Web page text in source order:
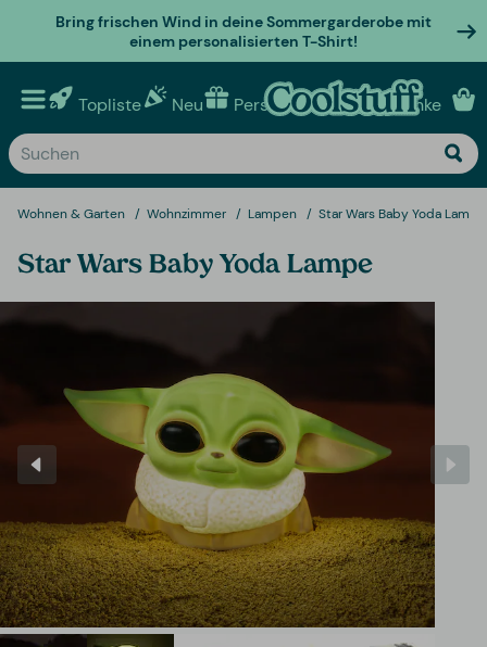
Bring frischen Wind in deine Sommergarderobe mit
einem personalisierten T-Shirt!
Topliste Neu Personalisierte geschenke
Wohnen & Garten Wohnzimmer Lampen Star Wars Baby Yoda Lampe
Star Wars Baby Yoda Lampe